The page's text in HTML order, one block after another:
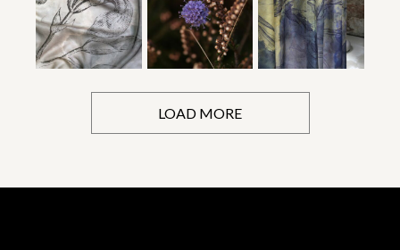
LOAD MORE